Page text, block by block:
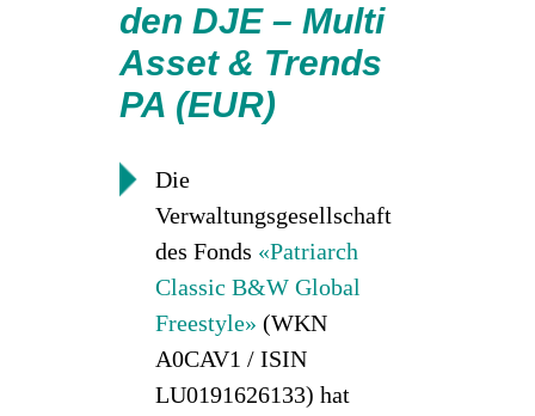
den DJE – Multi
Asset & Trends
PA (EUR)
Die
Verwaltungsgesellschaft
des Fonds «Patriarch
Classic B&W Global
Freestyle» (WKN
A0CAV1 / ISIN
LU0191626133) hat